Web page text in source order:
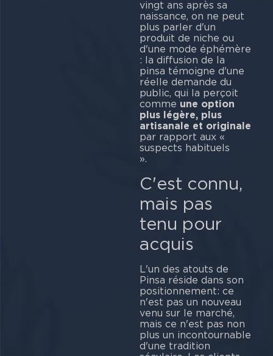
vingt ans après sa
naissance, on ne peut
plus parler d'un
produit de niche ou
d'une mode éphémère
: la diffusion de la
pinsa témoigne d'une
réelle demande du
public, qui la perçoit
comme une option
plus légère, plus
artisanale et originale
par rapport aux «
suspects habituels
C'est connu,
mais pas
tenu pour
acquis
L'un des atouts de
Pinsa réside dans son
positionnement: ce
n'est pas un nouveau
venu sur le marché,
mais ce n'est pas non
plus un incontournable
d'une tradition